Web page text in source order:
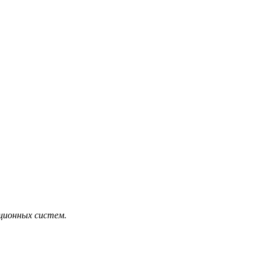
систем.